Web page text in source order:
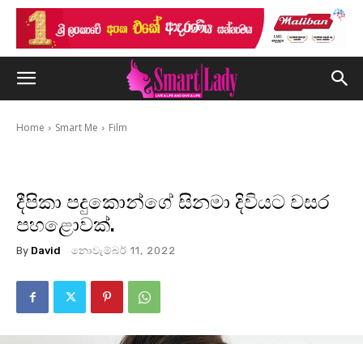
Home Smart Me Film
දීපිකා පදුකොන්ගේ සිනමා දිවියට වසර
පහළොවක්.
By David නොවැම්බර් 11, 2022